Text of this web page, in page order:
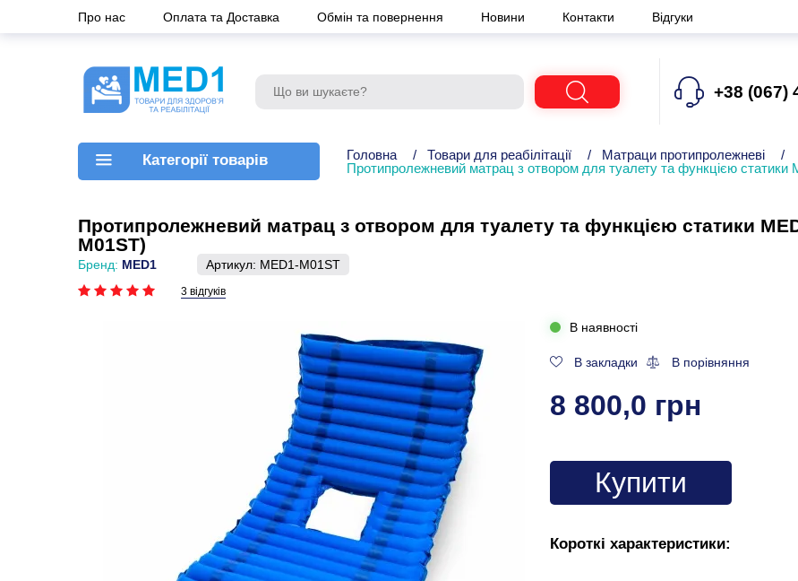
Про нас Оплата та Доставка Обмін та повернення Новини Контакти Відгуки
+38 (067)
Категорії товарів Головна / Товари для реабілітації / Матраци протипролежневі
/
Протипролежневий матрац з отвором для туалету та функцією статики
Протипролежневий матрац з отвором для туалету та функцією статики
M01ST)
Бренд: MED1 Артикул: MED1-M01ST
3 відгуків
В наявності
В закладки В порівняння
8 800,0 грн
Купити
Короткі характеристики: